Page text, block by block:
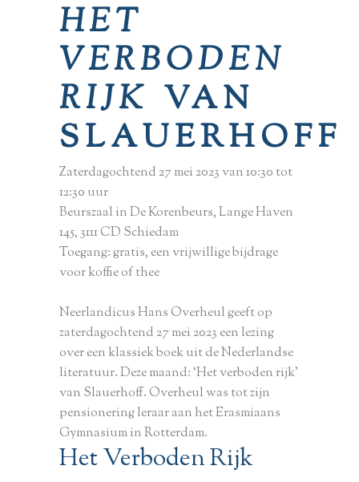
HET
VERBODEN
RIJK VAN
SLAUERHOFF
Zaterdagochtend 27 mei 2023 van 10:30 tot
12:30 uur
Beurszaal in De Korenbeurs, Lange Haven
145, 3111 CD Schiedam
Toegang: gratis, een vrijwillige bijdrage
voor koffie of thee
Neerlandicus Hans Overheul geeft op
zaterdagochtend 27 mei 2023 een lezing
over een klassiek boek uit de Nederlandse
literatuur. Deze maand: ‘Het verboden rijk’
van Slauerhoff. Overheul was tot zijn
pensionering leraar aan het Erasmiaans
Gymnasium in Rotterdam.
Het Verboden Rijk